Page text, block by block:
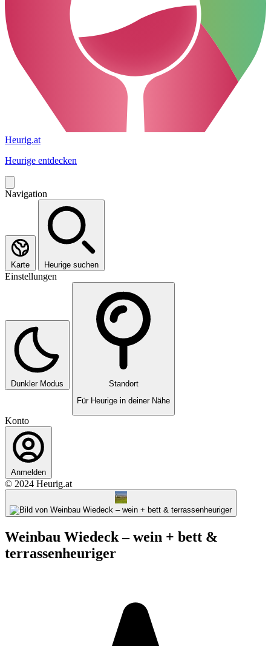
Heurig.at
Heurige entdecken
Navigation
Karte Heurige suchen
Einstellungen
Dunkler Modus
Standort
Für Heurige in deiner Nähe
Konto
Anmelden
© 2024 Heurig.at
Weinbau Wiedeck – wein + bett &
terrassenheuriger